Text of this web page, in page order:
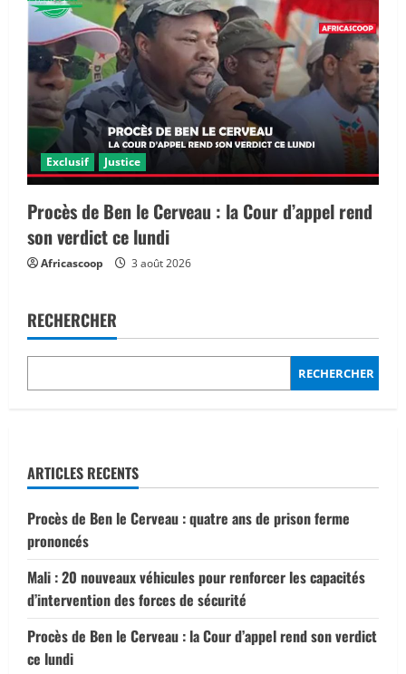
Exclusif Justice
Procès de Ben le Cerveau : la Cour d’appel rend
son verdict ce lundi
Africascoop 3 août 2026
RECHERCHER
RECHERCHER
ARTICLES RECENTS
Procès de Ben le Cerveau : quatre ans de prison ferme
prononcés
Mali : 20 nouveaux véhicules pour renforcer les capacités
d’intervention des forces de sécurité
Procès de Ben le Cerveau : la Cour d’appel rend son verdict
ce lundi